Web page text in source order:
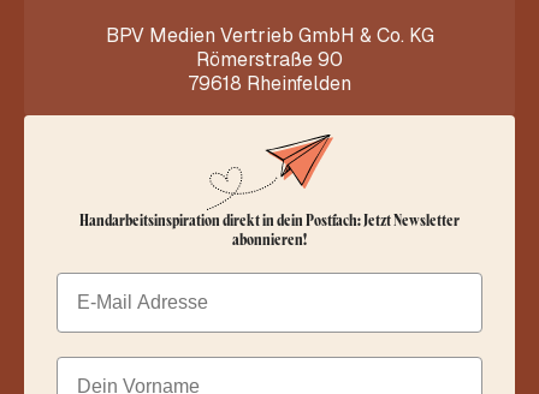
BPV Medien Vertrieb GmbH & Co. KG
Römerstraße 90
79618 Rheinfelden
Handarbeitsinspiration direkt in dein Postfach: Jetzt Newsletter
abonnieren!
Email
Dein Vorname